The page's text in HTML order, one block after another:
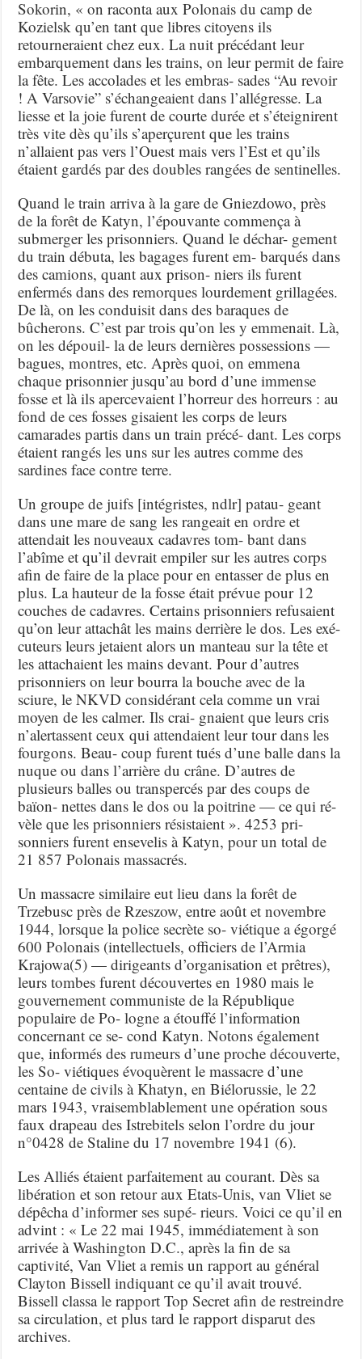
Sokorin, « on raconta aux Polonais du camp de
Kozielsk qu’en tant que libres citoyens ils
retourneraient chez eux. La nuit précédant leur
embarquement dans les trains, on leur permit de faire
la fête. Les accolades et les embras- sades “Au revoir
! A Varsovie” s’échangeaient dans l’allégresse. La
liesse et la joie furent de courte durée et s’éteignirent
très vite dès qu’ils s’aperçurent que les trains
n’allaient pas vers l’Ouest mais vers l’Est et qu’ils
étaient gardés par des doubles rangées de sentinelles.
Quand le train arriva à la gare de Gniezdowo, près
de la forêt de Katyn, l’épouvante commença à
submerger les prisonniers. Quand le déchar- gement
du train débuta, les bagages furent em- barqués dans
des camions, quant aux prison- niers ils furent
enfermés dans des remorques lourdement grillagées.
De là, on les conduisit dans des baraques de
bûcherons. C’est par trois qu’on les y emmenait. Là,
on les dépouil- la de leurs dernières possessions —
bagues, montres, etc. Après quoi, on emmena
chaque prisonnier jusqu’au bord d’une immense
fosse et là ils apercevaient l’horreur des horreurs : au
fond de ces fosses gisaient les corps de leurs
camarades partis dans un train précé- dant. Les corps
étaient rangés les uns sur les autres comme des
sardines face contre terre.
Un groupe de juifs [intégristes, ndlr] patau- geant
dans une mare de sang les rangeait en ordre et
attendait les nouveaux cadavres tom- bant dans
l’abîme et qu’il devrait empiler sur les autres corps
afin de faire de la place pour en entasser de plus en
plus. La hauteur de la fosse était prévue pour 12
couches de cadavres. Certains prisonniers refusaient
qu’on leur attachât les mains derrière le dos. Les exé-
cuteurs leurs jetaient alors un manteau sur la tête et
les attachaient les mains devant. Pour d’autres
prisonniers on leur bourra la bouche avec de la
sciure, le NKVD considérant cela comme un vrai
moyen de les calmer. Ils crai- gnaient que leurs cris
n’alertassent ceux qui attendaient leur tour dans les
fourgons. Beau- coup furent tués d’une balle dans la
nuque ou dans l’arrière du crâne. D’autres de
plusieurs balles ou transpercés par des coups de
baïon- nettes dans le dos ou la poitrine — ce qui ré-
vèle que les prisonniers résistaient ». 4253 pri-
sonniers furent ensevelis à Katyn, pour un total de
21 857 Polonais massacrés.
Un massacre similaire eut lieu dans la forêt de
Trzebusc près de Rzeszow, entre août et novembre
1944, lorsque la police secrète so- viétique a égorgé
600 Polonais (intellectuels, officiers de l’Armia
Krajowa(5) — dirigeants d’organisation et prêtres),
leurs tombes furent découvertes en 1980 mais le
gouvernement communiste de la République
populaire de Po- logne a étouffé l’information
concernant ce se- cond Katyn. Notons également
que, informés des rumeurs d’une proche découverte,
les So- viétiques évoquèrent le massacre d’une
centaine de civils à Khatyn, en Biélorussie, le 22
mars 1943, vraisemblablement une opération sous
faux drapeau des Istrebitels selon l’ordre du jour
n°0428 de Staline du 17 novembre 1941 (6).
Les Alliés étaient parfaitement au courant. Dès sa
libération et son retour aux Etats-Unis, van Vliet se
dépêcha d’informer ses supé- rieurs. Voici ce qu’il en
advint : « Le 22 mai 1945, immédiatement à son
arrivée à Washington D.C., après la fin de sa
captivité, Van Vliet a remis un rapport au général
Clayton Bissell indiquant ce qu’il avait trouvé.
Bissell classa le rapport Top Secret afin de restreindre
sa circulation, et plus tard le rapport disparut des
archives.